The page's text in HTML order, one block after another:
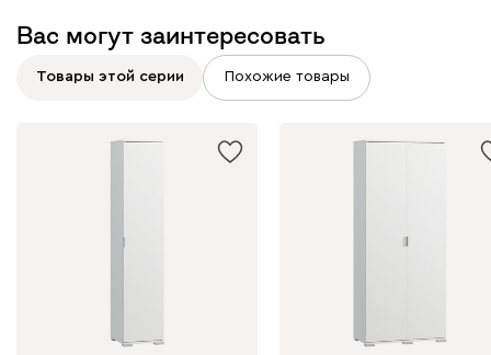
Вас могут заинтересовать
Товары этой серии Похожие товары